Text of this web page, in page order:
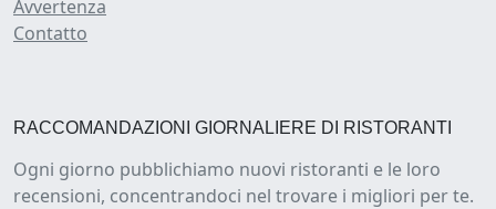
Avvertenza
Contatto
RACCOMANDAZIONI GIORNALIERE DI RISTORANTI
Ogni giorno pubblichiamo nuovi ristoranti e le loro
recensioni, concentrandoci nel trovare i migliori per te.